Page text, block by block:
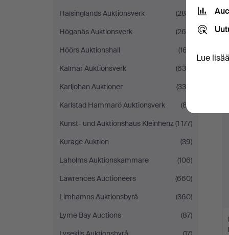
Hälsinglands Auktionsverk
(288)
Höganäs Auktionsverk
(268)
Höörs Auktionshall
(167)
Kalmar Auktionsverk
(636)
Karljohan Auktioner
(334)
Karlstad Hammarö Auktionsverk
(87)
Kunst- und Auktionshaus Kleinhenz(1 177)
Kurage Auktion
(39)
Laholms Auktionskammare
(106)
Lawrences Auctioneers
(660)
Limhamns Auktionsbyrå
(360)
Lyme Bay Auctions
(87)
Lue lisää